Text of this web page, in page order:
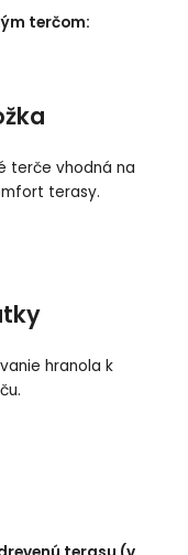
terčom:
terče vhodná na
terasy.
hranola k